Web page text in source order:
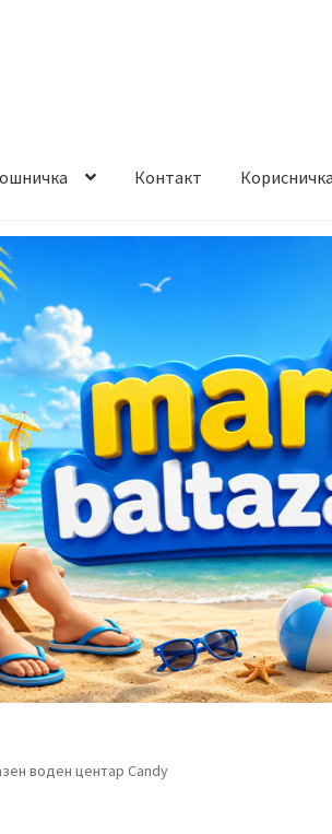
Контакт
и начин на плаќање
на производ Услови
воден центар Candy